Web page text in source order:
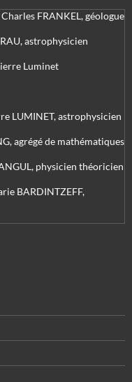
FRANKEL, géologue
astrophysicien
Luminet
LUMINET, astrophysicien
agrégé de mathématiques
physicien théoricien
BARDINTZEFF,